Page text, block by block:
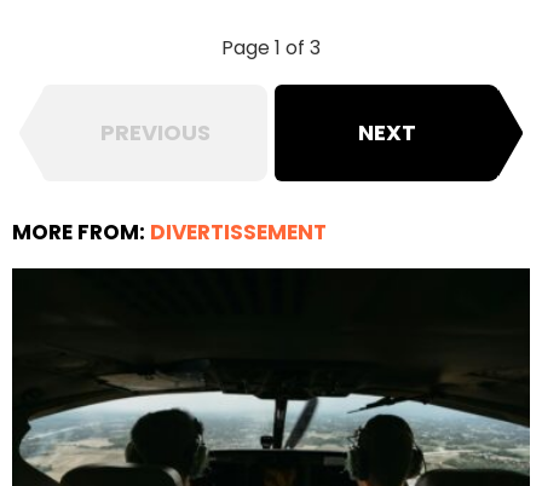
Page 1 of 3
PREVIOUS NEXT
MORE FROM: DIVERTISSEMENT